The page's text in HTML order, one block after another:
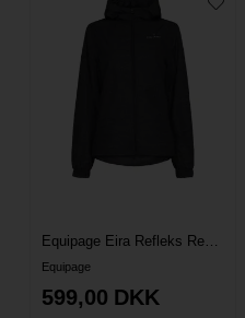
Equipage Eira Refleks Regnjakke
Equipage
599,00 DKK